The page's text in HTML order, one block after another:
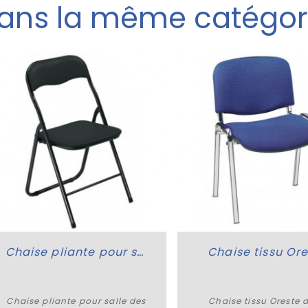
la même
Chaise pliante pour salle des fêtes Rhéa
Chaise pliante pour salle des
Chaise tissu
Chaise tissu Oreste